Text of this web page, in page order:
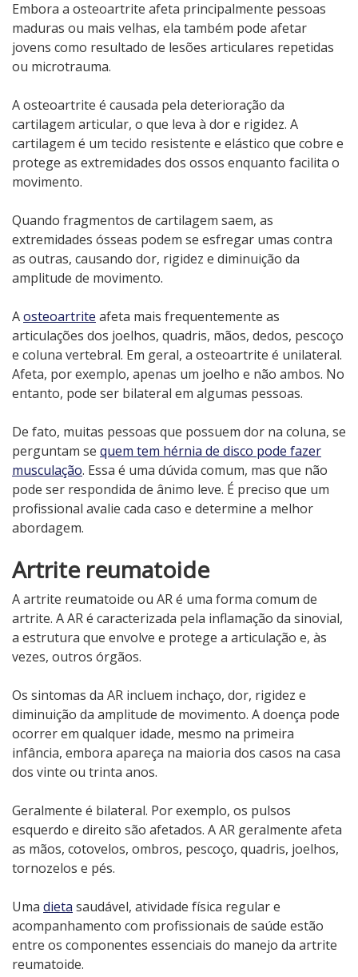
Embora a osteoartrite afeta principalmente pessoas
maduras ou mais velhas, ela também pode afetar
jovens como resultado de lesões articulares repetidas
ou microtrauma.
A osteoartrite é causada pela deterioração da
cartilagem articular, o que leva à dor e rigidez. A
cartilagem é um tecido resistente e elástico que cobre e
protege as extremidades dos ossos enquanto facilita o
movimento.
Quando fragmentos de cartilagem saem, as
extremidades ósseas podem se esfregar umas contra
as outras, causando dor, rigidez e diminuição da
amplitude de movimento.
Aosteoartrite afeta mais frequentemente as
articulações dos joelhos, quadris, mãos, dedos, pescoço
e coluna vertebral. Em geral, a osteoartrite é unilateral.
Afeta, por exemplo, apenas um joelho e não ambos. No
entanto, pode ser bilateral em algumas pessoas.
De fato, muitas pessoas que possuem dor na coluna, se
perguntam se quem tem hérnia de disco pode fazer
musculação. Essa é uma dúvida comum, mas que não
pode ser respondida de ânimo leve. É preciso que um
profissional avalie cada caso e determine a melhor
abordagem.
Artrite reumatoide
A artrite reumatoide ou AR é uma forma comum de
artrite. A AR é caracterizada pela inflamação da sinovial,
a estrutura que envolve e protege a articulação e, às
vezes, outros órgãos.
Os sintomas da AR incluem inchaço, dor, rigidez e
diminuição da amplitude de movimento. A doença pode
ocorrer em qualquer idade, mesmo na primeira
infância, embora apareça na maioria dos casos na casa
dos vinte ou trinta anos.
Geralmente é bilateral. Por exemplo, os pulsos
esquerdo e direito são afetados. A AR geralmente afeta
as mãos, cotovelos, ombros, pescoço, quadris, joelhos,
tornozelos e pés.
Uma dieta saudável, atividade física regular e
acompanhamento com profissionais de saúde estão
entre os componentes essenciais do manejo da artrite
reumatoide.